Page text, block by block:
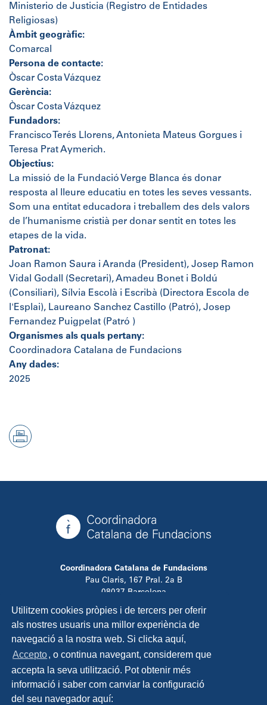
Utilitzem cookies pròpies i de tercers per oferir
als nostres usuaris una millor experiència de
navegació a la nostra web. Si clicka aquí,
Accepto, o continua navegant, considerem que
accepta la seva utilització. Pot obtenir més
informació i saber com canviar la configuració
del seu navegador aquí:
Ministerio de Justicia (Registro de Entidades
Religiosas)
Àmbit geogràfic:
Comarcal
Persona de contacte:
Òscar Costa Vázquez
Gerència:
Òscar Costa Vázquez
Fundadors:
Francisco Terés Llorens, Antonieta Mateus Gorgues i
Teresa Prat Aymerich.
Objectius:
La missió de la Fundació Verge Blanca és donar
resposta al lleure educatiu en totes les seves vessants.
Som una entitat educadora i treballem des dels valors
de l’humanisme cristià per donar sentit en totes les
etapes de la vida.
Patronat:
Joan Ramon Saura i Aranda (President), Josep Ramon
Vidal Godall (Secretari), Amadeu Bonet i Boldú
(Consiliari), Sílvia Escolà i Escribà (Directora Escola de
l'Esplai), Laureano Sanchez Castillo (Patró), Josep
Fernandez Puigpelat (Patró )
Organismes als quals pertany:
Coordinadora Catalana de Fundacions
Any dades:
2025
Coordinadora Catalana de Fundacions
Pau Claris, 167 Pral. 2a B
08037 Barcelona
T. 934 881 480
info@ccfundacions.cat
Contacta
Política de privadesa